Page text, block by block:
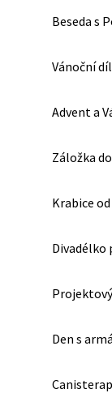
Beseda s
Vánoční
Advent a
Záložka
Krabice
Divadélko
Den s